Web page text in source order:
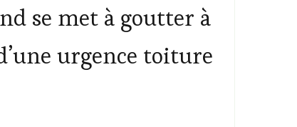
se met à goutter à
urgence toiture